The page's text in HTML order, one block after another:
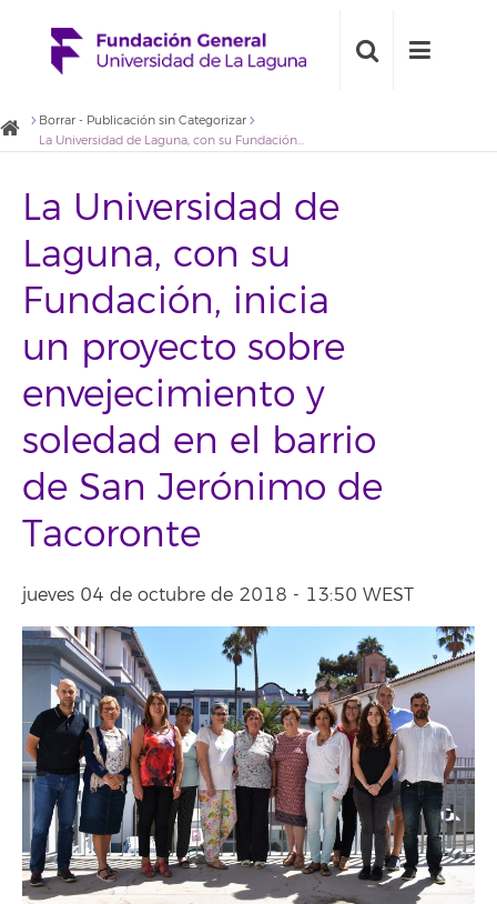
Borrar - Publicación sin Categorizar
La Universidad de Laguna, con su Fundación, inicia un proyecto sobre envejecimiento y soledad en el barrio de San Jerónimo de Tacoronte
La Universidad de
Laguna, con su
Fundación, inicia
un proyecto sobre
envejecimiento y
soledad en el barrio
de San Jerónimo de
Tacoronte
jueves 04 de octubre de 2018 - 13:50 WEST